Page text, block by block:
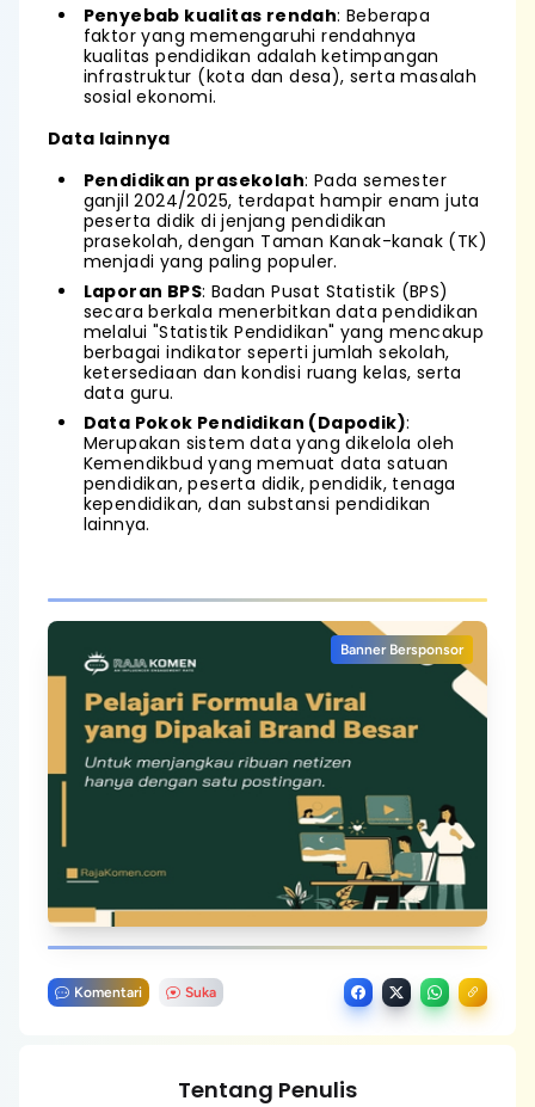
Penyebab kualitas rendah: Beberapa
faktor yang memengaruhi rendahnya
kualitas pendidikan adalah ketimpangan
infrastruktur (kota dan desa), serta masalah
sosial ekonomi.
Data lainnya
Pendidikan prasekolah: Pada semester
ganjil 2024/2025, terdapat hampir enam juta
peserta didik di jenjang pendidikan
prasekolah, dengan Taman Kanak-kanak (TK)
menjadi yang paling populer.
Laporan BPS: Badan Pusat Statistik (BPS)
secara berkala menerbitkan data pendidikan
melalui "Statistik Pendidikan" yang mencakup
berbagai indikator seperti jumlah sekolah,
ketersediaan dan kondisi ruang kelas, serta
data guru.
Data Pokok Pendidikan (Dapodik):
Merupakan sistem data yang dikelola oleh
Kemendikbud yang memuat data satuan
pendidikan, peserta didik, pendidik, tenaga
kependidikan, dan substansi pendidikan
lainnya.
Banner Bersponsor
Komentari Suka
Tentang Penulis